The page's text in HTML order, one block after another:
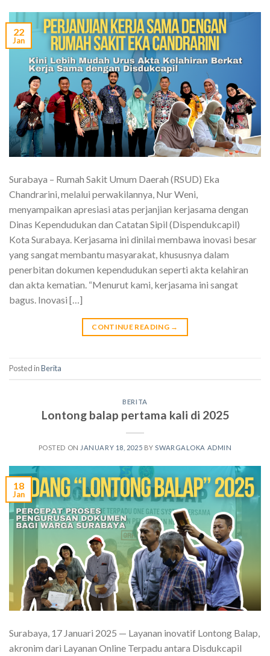
22
Jan
Surabaya – Rumah Sakit Umum Daerah (RSUD) Eka
Chandrarini, melalui perwakilannya, Nur Weni,
menyampaikan apresiasi atas perjanjian kerjasama dengan
Dinas Kependudukan dan Catatan Sipil (Dispendukcapil)
Kota Surabaya. Kerjasama ini dinilai membawa inovasi besar
yang sangat membantu masyarakat, khususnya dalam
penerbitan dokumen kependudukan seperti akta kelahiran
dan akta kematian. “Menurut kami, kerjasama ini sangat
bagus. Inovasi […]
CONTINUE READING →
Posted inBerita
BERITA
Lontong balap pertama kali di 2025
POSTED ON JANUARY 18, 2025 BYSWARGALOKA ADMIN
18
Jan
Surabaya, 17 Januari 2025 — Layanan inovatif Lontong Balap,
akronim dari Layanan Online Terpadu antara Disdukcapil